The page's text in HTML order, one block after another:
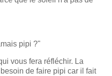
pipi ?"
vous fera réfléchir. La
de faire pipi car il fait